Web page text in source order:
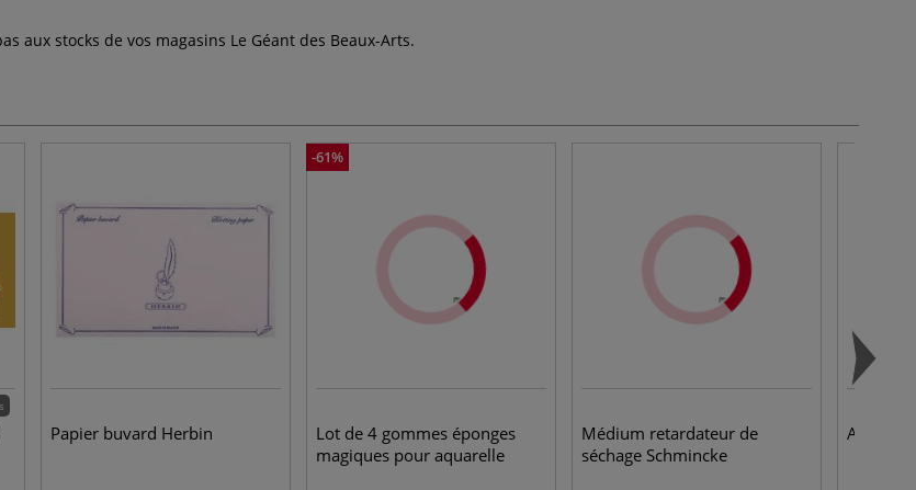
aux stocks de vos magasins Le Géant des Beaux-Arts.
Papier buvard Herbin
-61%
Lot de 4 gommes éponges
magiques pour aquarelle
Médium retardateur de
séchage Schmincke